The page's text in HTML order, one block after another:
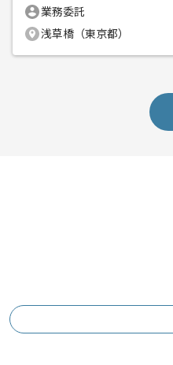
業務委託
浅草橋（東京都）